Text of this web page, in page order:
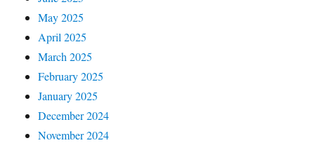
May 2025
April 2025
March 2025
February 2025
January 2025
December 2024
November 2024